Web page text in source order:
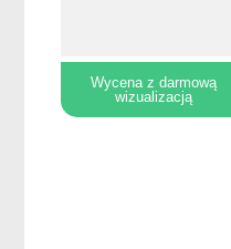
Wycena z darmową
wizualizacją